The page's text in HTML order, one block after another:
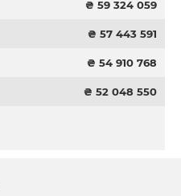
₴ 59 324 059
₴ 57 443 591
₴ 54 910 768
₴ 52 048 550